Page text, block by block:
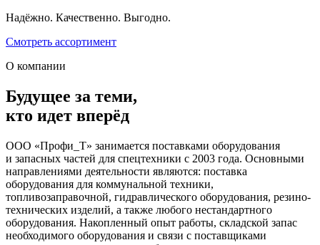
Надёжно. Качественно. Выгодно.
Смотреть ассортимент
О компании
Будущее за теми,
кто идет вперёд
ООО «Профи_Т» занимается поставками оборудования
и запасных частей для спецтехники с 2003 года. Основными
направлениями деятельности являются: поставка
оборудования для коммунальной техники,
топливозаправочной, гидравлического оборудования, резино-
технических изделий, а также любого нестандартного
оборудования. Накопленный опыт работы, складской запас
необходимого оборудования и связи с поставщиками